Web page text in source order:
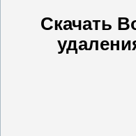
Скачать